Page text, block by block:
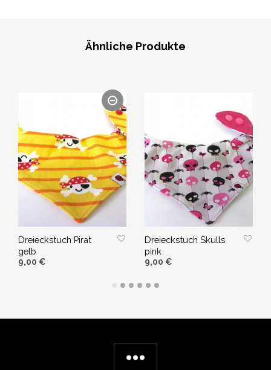
Ähnliche Produkte
Dreieckstuch Pirat
gelb
9,00 €
Dreieckstuch Skulls
pink
9,00 €
IN DEN WARENKORB